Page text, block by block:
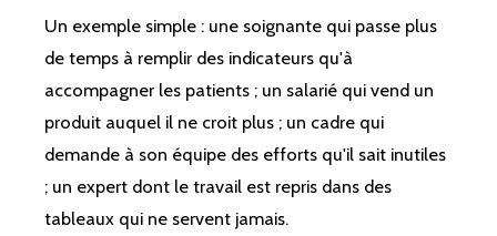
Un exemple simple : une soignante qui passe plus
de temps à remplir des indicateurs qu'à
accompagner les patients ; un salarié qui vend un
produit auquel il ne croit plus ; un cadre qui
demande à son équipe des efforts qu'il sait inutiles
; un expert dont le travail est repris dans des
tableaux qui ne servent jamais.